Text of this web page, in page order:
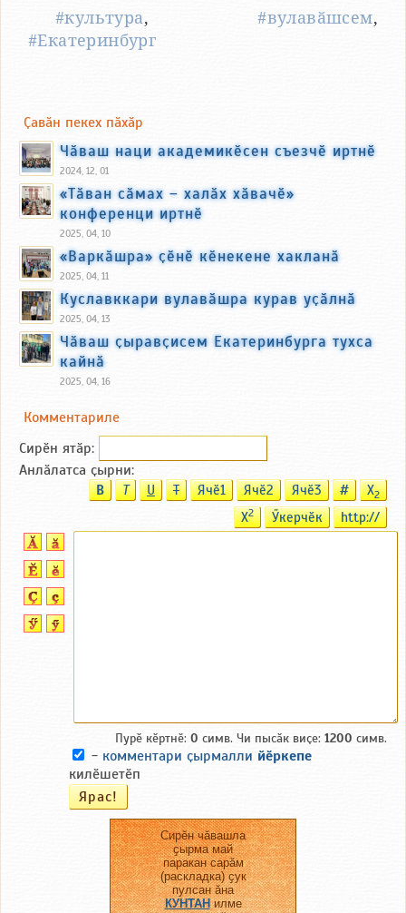
#культура,#вулавӑшсем,
#Екатеринбург
Ҫавӑн пекех пӑхӑр
Чӑваш наци академикӗсен съезчӗ иртнӗ
2024, 12, 01
«Тӑван сӑмах – халӑх хӑвачӗ»
конференци иртнӗ
2025, 04, 10
«Варкӑшра» ҫӗнӗ кӗнекене хакланӑ
2025, 04, 11
Куславккари вулавӑшра курав уҫӑлнӑ
2025, 04, 13
Чӑваш ҫыравҫисем Екатеринбурга тухса
кайнӑ
2025, 04, 16
Комментариле
Сирӗн ятӑp:
Анлӑлатса ҫырни:
B T U T Ячӗ1 Ячӗ2 Ячӗ3 # X2
X2 Ӳкерчӗк http://
Пурӗ кӗртнӗ: 0 симв. Чи пысӑк виҫе: 1200 симв.
- комментари ҫырмалли йӗркепе
килӗшетӗп
Сирӗн чӑвашла
ҫырма май
паракан сарӑм
(раскладка) ҫук
пулсан ӑна
КУНТАНилме